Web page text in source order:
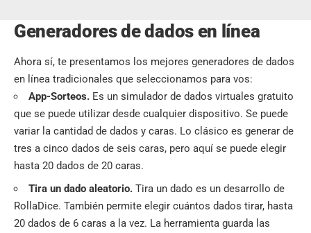
Generadores de dados en línea
Ahora sí, te presentamos los mejores generadores de dados
en línea tradicionales que seleccionamos para vos:
App-Sorteos. Es un simulador de dados virtuales gratuito
que se puede utilizar desde cualquier dispositivo. Se puede
variar la cantidad de dados y caras. Lo clásico es generar de
tres a cinco dados de seis caras, pero aquí se puede elegir
hasta 20 dados de 20 caras.
Tira un dado aleatorio. Tira un dado es un desarrollo de
RollaDice. También permite elegir cuántos dados tirar, hasta
20 dados de 6 caras a la vez. La herramienta guarda las